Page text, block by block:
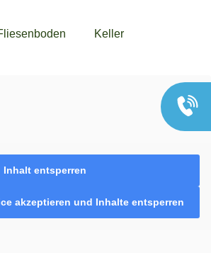
Keller
Inhalt entsperren
akzeptieren und Inhalte entsperren